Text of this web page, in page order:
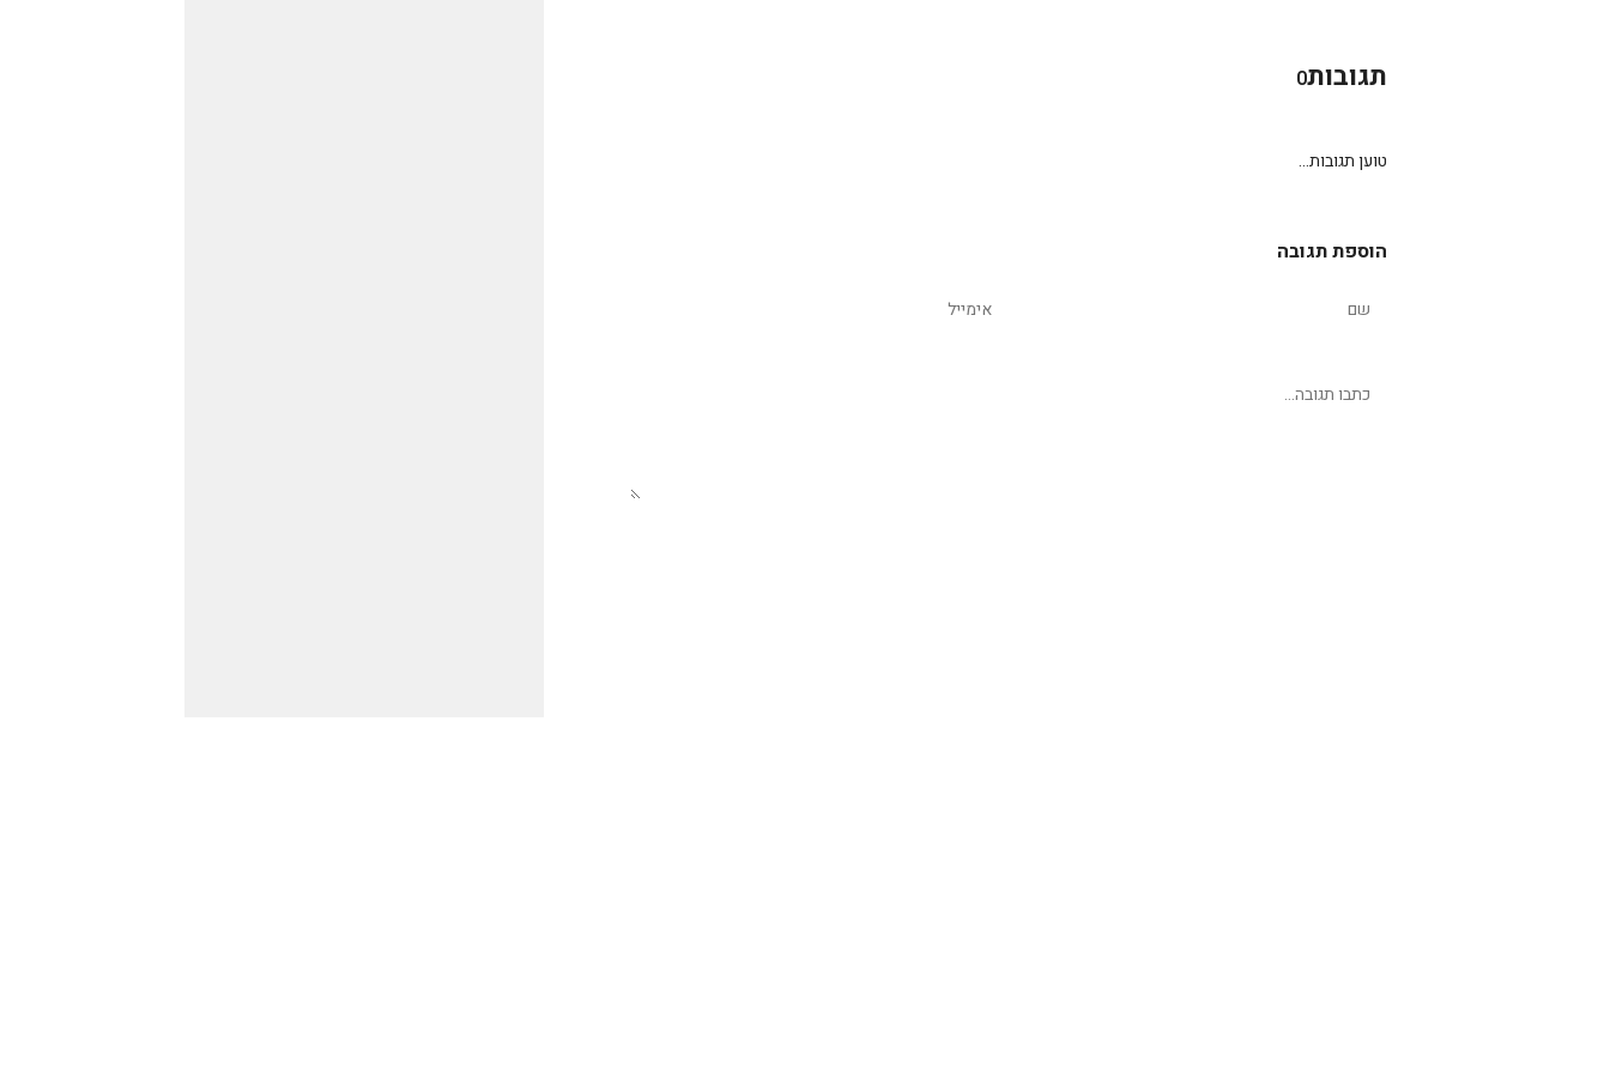
תגובות0
טוען תגובות...
הוספת תגובה